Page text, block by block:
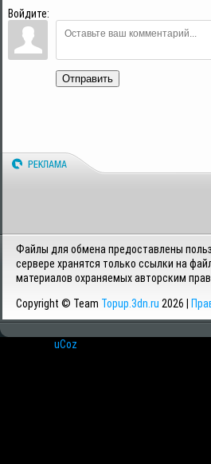
Войдите:
Отправить
Файлы для обмена предоставлены
сервере хранятся только ссылки на
материалов охраняемых авторским
Copyright © Team Topup.3dn.ru 2026 |
uCoz